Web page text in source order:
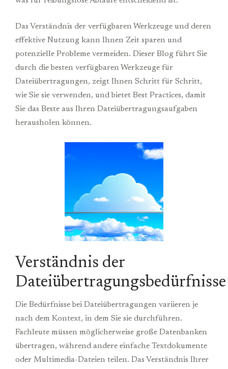
Das Verständnis der verfügbaren Werkzeuge und deren
effektive Nutzung kann Ihnen Zeit sparen und
potenzielle Probleme vermeiden. Dieser Blog führt Sie
durch die besten verfügbaren Werkzeuge für
Dateiübertragungen, zeigt Ihnen Schritt für Schritt,
wie Sie sie verwenden, und bietet Best Practices, damit
Sie das Beste aus Ihren Dateiübertragungsaufgaben
herausholen können.
Verständnis der
Dateiübertragungsbedürfnisse
Die Bedürfnisse bei Dateiübertragungen variieren je
nach dem Kontext, in dem Sie sie durchführen.
Fachleute müssen möglicherweise große Datenbanken
übertragen, während andere einfache Textdokumente
oder Multimedia-Dateien teilen. Das Verständnis Ihrer